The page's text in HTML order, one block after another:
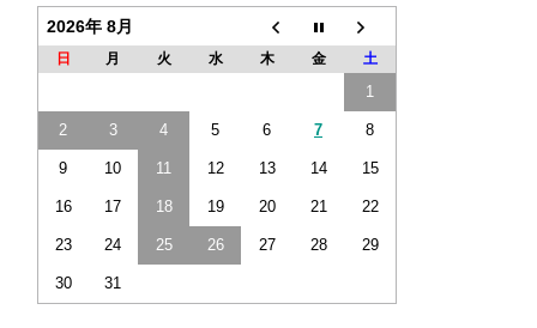
2026年 8月
日 月 火 水 木 金 土
1
2 3 4 5 6 7 8
9 10 11 12 13 14 15
16 17 18 19 20 21 22
23 24 25 26 27 28 29
30 31